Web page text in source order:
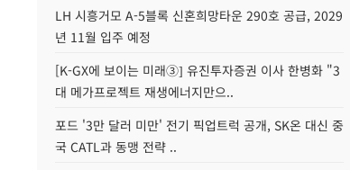
LH 시흥거모 A-5블록 신혼희망타운 290호 공급, 2029
년 11월 입주 예정
[K-GX에 보이는 미래③] 유진투자증권 이사 한병화 "3
대 메가프로젝트 재생에너지만으..
포드 '3만 달러 미만' 전기 픽업트럭 공개, SK온 대신 중
국 CATL과 동맹 전략 ..